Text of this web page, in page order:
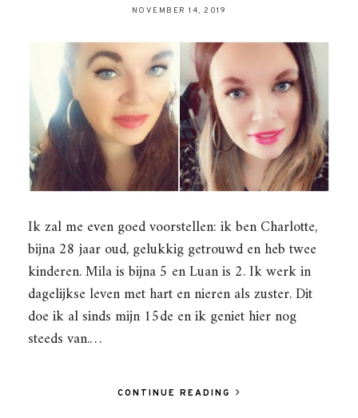
NOVEMBER 14, 2019
Ik zal me even goed voorstellen: ik ben Charlotte,
bijna 28 jaar oud, gelukkig getrouwd en heb twee
kinderen. Mila is bijna 5 en Luan is 2. Ik werk in
dagelijkse leven met hart en nieren als zuster. Dit
doe ik al sinds mijn 15de en ik geniet hier nog
steeds van.…
CONTINUE READING